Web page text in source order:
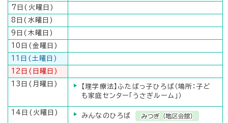
7日(火曜日)
8日(水曜日)
9日(木曜日)
10日(金曜日)
11日(土曜日)
12日(日曜日)
13日(月曜日)
【理学療法】ふたばっ子ひろば（場所：子ど
も家庭センター「うさぎルーム」）
14日(火曜日) みんなのひろば